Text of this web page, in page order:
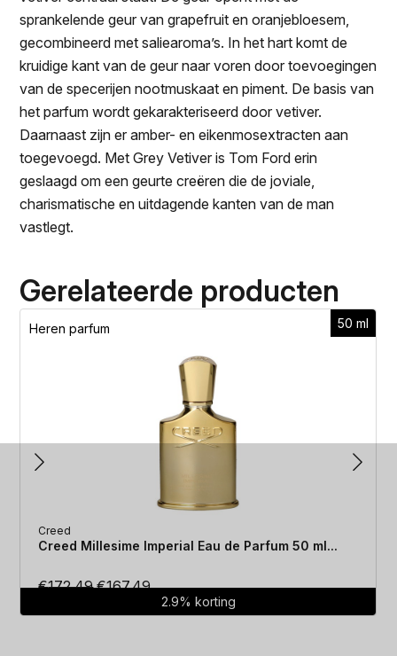
sprankelende geur van grapefruit en oranjebloesem,
gecombineerd met saliearoma’s. In het hart komt de
kruidige kant van de geur naar voren door toevoegingen
van de specerijen nootmuskaat en piment. De basis van
het parfum wordt gekarakteriseerd door vetiver.
Daarnaast zijn er amber- en eikenmosextracten aan
toegevoegd. Met Grey Vetiver is Tom Ford erin
geslaagd om een geurte creëren die de joviale,
charismatische en uitdagende kanten van de man
vastlegt.
Gerelateerde producten
50 ml
Heren parfum
Creed
Creed Millesime Imperial Eau de Parfum 50 ml...
€172.49Oorspronkelijke
€167.49Huidige
prijs
2.9% korting